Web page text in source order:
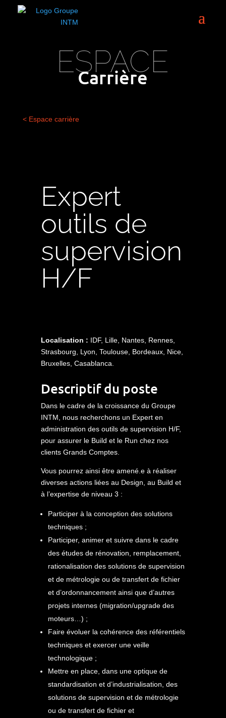
ESPACE
Carrière
< Espace carrière
Expert
outils de
supervision
H/F
Localisation : IDF, Lille, Nantes, Rennes,
Strasbourg, Lyon, Toulouse, Bordeaux, Nice,
Bruxelles, Casablanca.
Descriptif du poste
Dans le cadre de la croissance du Groupe
INTM, nous recherchons un Expert en
administration des outils de supervision H/F,
pour assurer le Build et le Run chez nos
clients Grands Comptes.
Vous pourrez ainsi être amené.e à réaliser
diverses actions liées au Design, au Build et
à l’expertise de niveau 3 :
Participer à la conception des solutions
techniques ;
Participer, animer et suivre dans le cadre
des études de rénovation, remplacement,
rationalisation des solutions de supervision
et de métrologie ou de transfert de fichier
et d’ordonnancement ainsi que d’autres
projets internes (migration/upgrade des
moteurs…) ;
Faire évoluer la cohérence des référentiels
techniques et exercer une veille
technologique ;
Mettre en place, dans une optique de
standardisation et d’industrialisation, des
solutions de supervision et de métrologie
ou de transfert de fichier et